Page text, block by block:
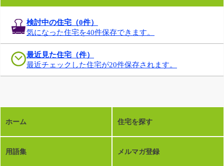
検討中の住宅（0件）
気になった住宅を40件保存できます。
最近見た住宅（件）
最近チェックした住宅が20件保存されます。
ホーム 住宅を探す
用語集 メルマガ登録